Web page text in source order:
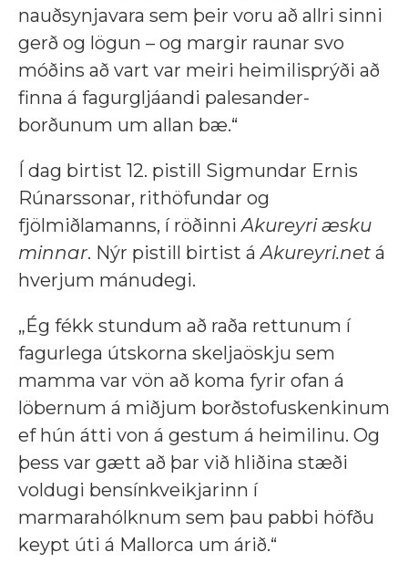
nauðsynjavara sem þeir voru að allri sinni
gerð og lögun – og margir raunar svo
móðins að vart var meiri heimilisprýði að
finna á fagurgljáandi palesander-
borðunum um allan bæ.“
Í dag birtist 12. pistill Sigmundar Ernis
Rúnarssonar, rithöfundar og
fjölmiðlamanns, í röðinniAkureyri æsku
minnar. Nýr pistill birtist áAkureyri.net á
hverjum mánudegi.
„Ég fékk stundum að raða rettunum í
fagurlega útskorna skeljaöskju sem
mamma var vön að koma fyrir ofan á
löbernum á miðjum borðstofuskenkinum
ef hún átti von á gestum á heimilinu. Og
þess var gætt að þar við hliðina stæði
voldugi bensínkveikjarinn í
marmarahólknum sem þau pabbi höfðu
keypt úti á Mallorca um árið.“